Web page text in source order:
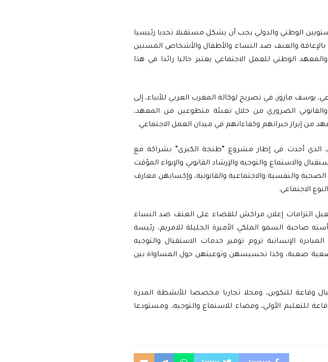
الوطني والدولي يجب أن يشكل مستقبلا تحديا رئيسيا
والعنف ضد النساء والأطفال والأشخاص المسنين
الوطني للعمل الاجتماعي يعتبر حاليا رائدا في هذا
يوسف مازوز، في تصريح لوكالة المغرب العربي للأنباء، إلى
والقانوني الضروري من خلال تعبئة متطوعين من المعهد،
إبراز خبراتهم وكفاءاتهم في ميدان العمل الاجتماعي.
الذي أحدث في إطار مشروع “طنجة الكبرى” بشراكة مع
والاستماع والتوجيه والإرشاد القانوني والإيواء المؤقت
والنفسية والاجتماعية والقانونية، وإكسابهن معارف
الاجتماعي.
التزامات إعلان مراكش للقضاء على العنف ضد النساء
8 مارس 2020 خلال حفل ترأسته صاحبة السمو الملكي الأميرة الجليلة للامريم، رئيسة
الإنسانية تروم توفير خدمات الاستقبال والتوجيه
صعبة، وكذا تحسيسهن وتوعيتهن حول المساواة بين
وقاعة للتكوين، ومحلا تجاريا مخصصا للأنشطة المدرة
للتعليم الأولي، وفضاء للاستماع والتوجيه، ومستودعا